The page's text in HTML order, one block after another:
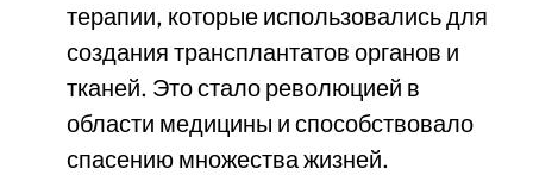
терапии, которые использовались для
создания трансплантатов органов и
тканей. Это стало революцией в
области медицины и способствовало
спасению множества жизней.